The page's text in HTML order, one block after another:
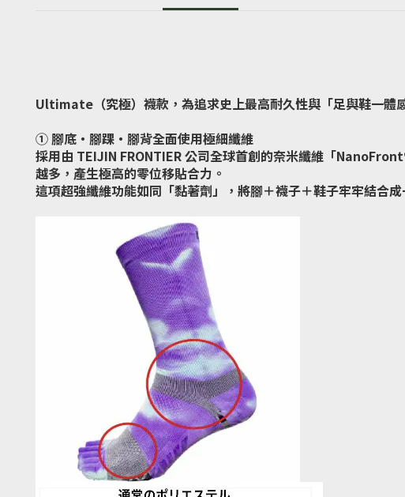
Ultimate（究極）襪款，為追求史上最高耐久性與「足與鞋一體
① 腳底・腳踝・腳背全面使用極細纖維
採用由 TEIJIN FRONTIER 公司全球首創的奈米纖維「
越多，產生極高的零位移貼合力。
這項超強纖維功能如同「黏著劑」，將腳＋襪子＋鞋子牢牢結合成